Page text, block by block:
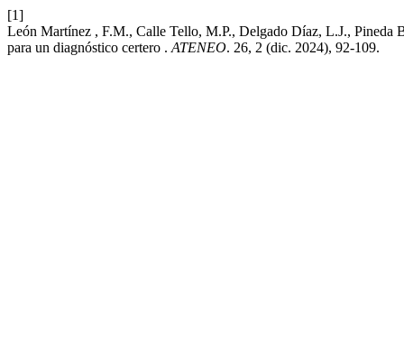
[1]
León Martínez , F.M., Calle Tello, M.P., Delgado Díaz, L.J.,
para un diagnóstico certero . ATENEO. 26, 2 (dic. 2024), 92-109.